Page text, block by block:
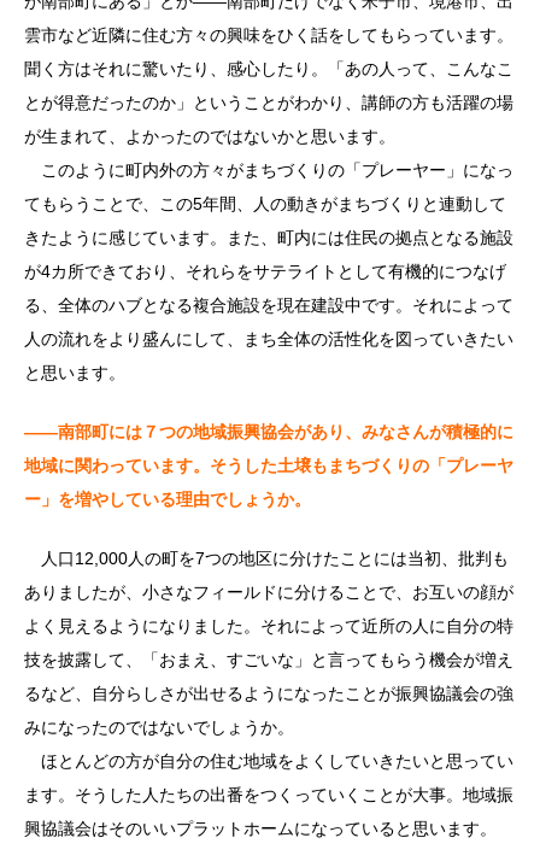
雲市など近隣に住む方々の興味をひく話をしてもらっています。
聞く方はそれに驚いたり、感心したり。「あの人って、こんなこ
とが得意だったのか」ということがわかり、講師の方も活躍の場
が生まれて、よかったのではないかと思います。
このように町内外の方々がまちづくりの「プレーヤー」になっ
てもらうことで、この5年間、人の動きがまちづくりと連動して
きたように感じています。また、町内には住民の拠点となる施設
が4カ所できており、それらをサテライトとして有機的につなげ
る、全体のハブとなる複合施設を現在建設中です。それによって
人の流れをより盛んにして、まち全体の活性化を図っていきたい
と思います。
――南部町には７つの地域振興協会があり、みなさんが積極的に
地域に関わっています。そうした土壌もまちづくりの「プレーヤ
ー」を増やしている理由でしょうか。
人口12,000人の町を7つの地区に分けたことには当初、批判も
ありましたが、小さなフィールドに分けることで、お互いの顔が
よく見えるようになりました。それによって近所の人に自分の特
技を披露して、「おまえ、すごいな」と言ってもらう機会が増え
るなど、自分らしさが出せるようになったことが振興協議会の強
みになったのではないでしょうか。
ほとんどの方が自分の住む地域をよくしていきたいと思ってい
ます。そうした人たちの出番をつくっていくことが大事。地域振
興協議会はそのいいプラットホームになっていると思います。